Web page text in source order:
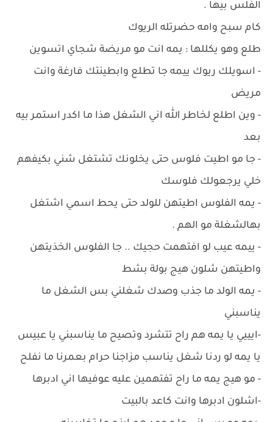
الفلس بيها .
كام سبح وامه حضرتله الريوك
طلع وهو يكللها : يمه انت مو مريضة شجاي اتسوين
- اسويلك ريوك ييمه جا تطلع وابطينتك فارغة وانت
مريض
- وين اطلع لخاطر الله اني الشغل هذا ما اكدر استمر بيه
بعد
- جا مو اطيت فلوس حتى يخلونك تشتغل شني بكيفهم
خلي يرجعولك فلوسك
- يمه الفلوس اطيتهن للولد حتى يحط اسمي اشتغل
بهالشغلة مو الهم .
- ييمه عيب لو افتهمت حجيك .. جا الفلوس الخذيتهن
واطيتهن شلون هيج بولة بشط
- يمه الولد ما جذب وصدك شغلني بس الشغل ما
يناسبني
-ايييي يا يمه هم راح تتشرد وتصيح ما يناسبني يا عبيس
يا يمه لو ردنا شغل يناسب مزاجنا حرام بعمرنا ما نفلح
- مو هيج يمه ما راح تفتهمين عليه عوفيها اني ادبرها
-اشلون ادبرها وانت كاعد بالبيت